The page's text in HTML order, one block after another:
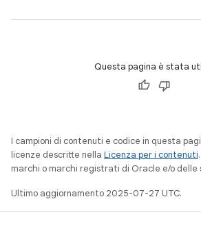
Questa pagina è stata
I campioni di contenuti e codice in questa
licenze descritte nella Licenza per i contenuti
marchi o marchi registrati di Oracle e/o delle
Ultimo aggiornamento 2025-07-27 UTC.